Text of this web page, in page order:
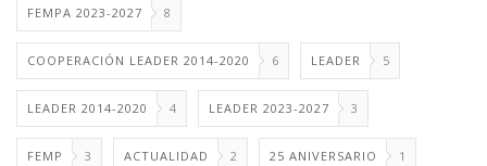
FEMPA 2023-2027 8
COOPERACIÓN LEADER 2014-2020 6 LEADER 5
LEADER 2014-2020 4 LEADER 2023-2027 3
FEMP 3 ACTUALIDAD 2 25 ANIVERSARIO 1